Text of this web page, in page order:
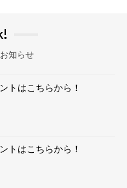
知らせ
トはこちらから！
トはこちらから！